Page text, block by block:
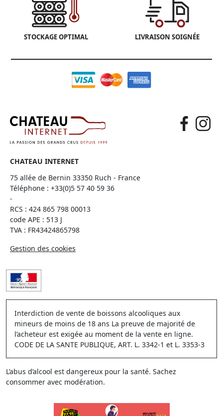
STOCKAGE OPTIMAL LIVRAISON SOIGNÉE
CHATEAU INTERNET
75 allée de Bernin 33350 Ruch - France
Téléphone : +33(0)5 57 40 59 36
-
RCS : 424 865 798 00013
code APE : 513 J
TVA : FR43424865798
Gestion des cookies
Interdiction de vente de boissons alcooliques aux
mineurs de moins de 18 ans La preuve de majorité de
l’acheteur est exigée au moment de la vente en ligne.
CODE DE LA SANTE PUBLIQUE, ART. L. 3342-1 et L. 3353-3
L’abus d’alcool est dangereux pour la santé. Sachez
consommer avec modération.